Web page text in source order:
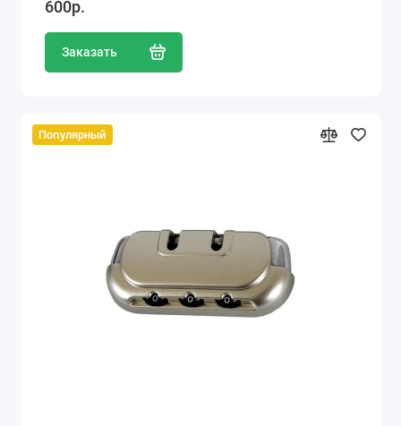
600р.
Заказать
Популярный